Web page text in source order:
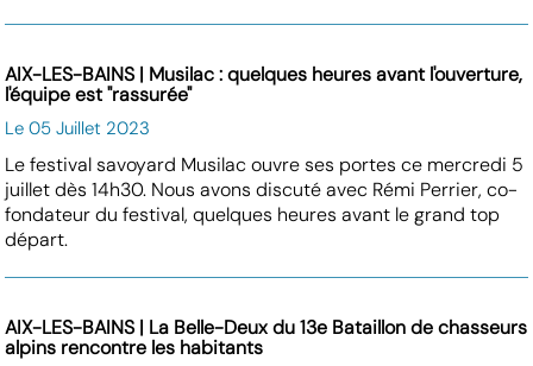
AIX-LES-BAINS | Musilac : quelques heures avant l'ouverture,
l'équipe est "rassurée"
Le 05 Juillet 2023
Le festival savoyard Musilac ouvre ses portes ce mercredi 5
juillet dès 14h30. Nous avons discuté avec Rémi Perrier, co-
fondateur du festival, quelques heures avant le grand top
départ.
AIX-LES-BAINS | La Belle-Deux du 13e Bataillon de chasseurs
alpins rencontre les habitants